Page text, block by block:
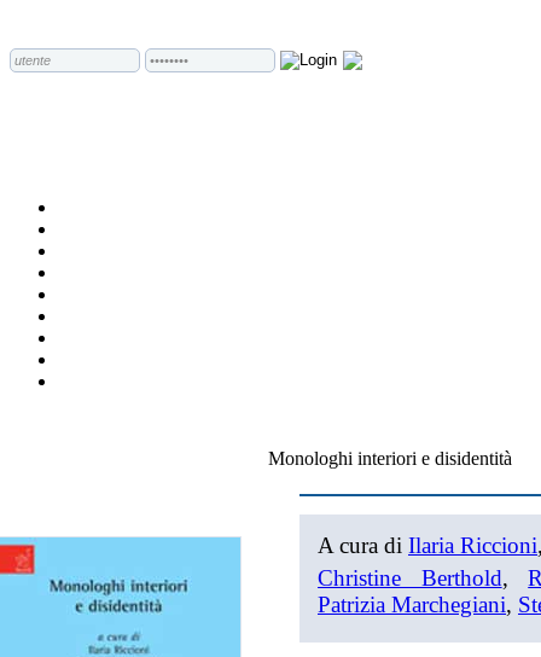
Monologhi interiori e disidentità
A cura di Ilaria Riccioni
Christine Berthold,
Patrizia Marchegiani,